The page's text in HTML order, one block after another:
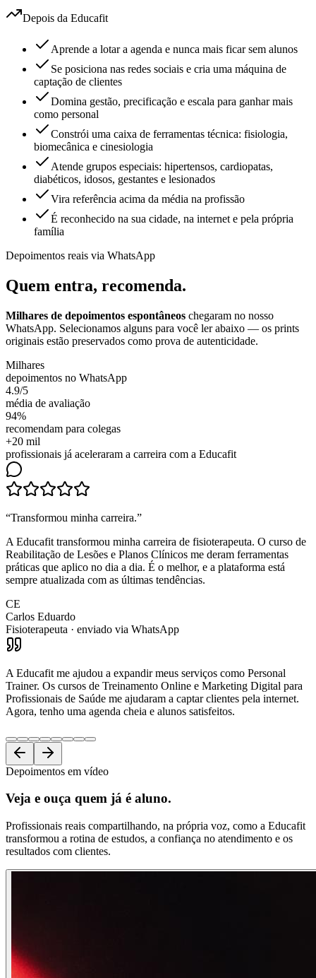
Depois da Educafit
Aprende a lotar a agenda e nunca mais ficar sem alunos
Se posiciona nas redes sociais e cria uma máquina de
captação de clientes
Domina gestão, precificação e escala para ganhar mais
como personal
Constrói uma caixa de ferramentas técnica: fisiologia,
biomecânica e cinesiologia
Atende grupos especiais: hipertensos, cardiopatas,
diabéticos, idosos, gestantes e lesionados
Vira referência acima da média na profissão
É reconhecido na sua cidade, na internet e pela própria
família
Depoimentos reais via WhatsApp
Quem entra, recomenda.
Milhares de depoimentos espontâneos chegaram no nosso
WhatsApp. Selecionamos alguns para você ler abaixo — os prints
originais estão preservados como prova de autenticidade.
Milhares
depoimentos no WhatsApp
4.9/5
média de avaliação
94%
recomendam para colegas
+20 mil
profissionais já aceleraram a carreira com a Educafit
“Transformou minha carreira.”
A Educafit transformou minha carreira de fisioterapeuta. O curso de
Reabilitação de Lesões e Planos Clínicos me deram ferramentas
práticas que aplico no dia a dia. É o melhor, e a plataforma está
sempre atualizada com as últimas tendências.
CE
Carlos Eduardo
Fisioterapeuta · enviado via WhatsApp
A Educafit me ajudou a expandir meus serviços como Personal
Trainer. Os cursos de Treinamento Online e Marketing Digital para
Profissionais de Saúde me ajudaram a captar clientes pela internet.
Agora, tenho uma agenda cheia e alunos satisfeitos.
Depoimentos em vídeo
Veja e ouça quem já é aluno.
Profissionais reais compartilhando, na própria voz, como a Educafit
transformou a rotina de estudos, a confiança no atendimento e os
resultados com clientes.